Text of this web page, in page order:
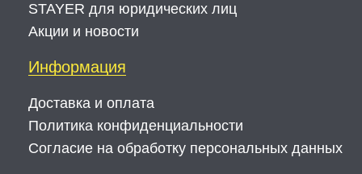
STAYER для юридических лиц
Акции и новости
Информация
Доставка и оплата
Политика конфиденциальности
Согласие на обработку персональных данных